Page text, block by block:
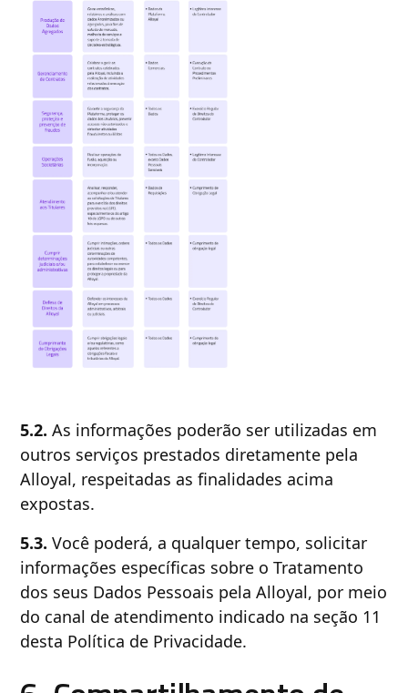
5.2.As informações poderão ser utilizadas em
outros serviços prestados diretamente pela
Alloyal, respeitadas as finalidades acima
expostas.
5.3. Você poderá, a qualquer tempo, solicitar
informações específicas sobre o Tratamento
dos seus Dados Pessoais pela Alloyal, por meio
do canal de atendimento indicado na seção 11
desta Política de Privacidade.